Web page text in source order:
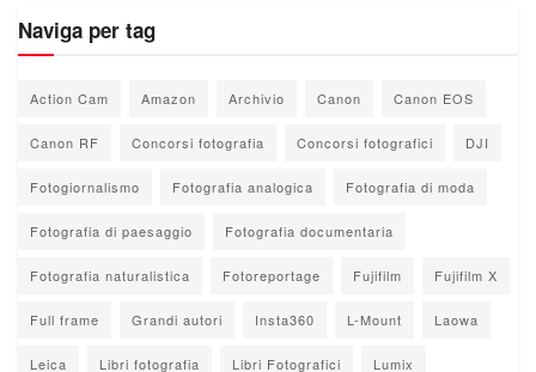
Naviga per tag
Action Cam Amazon Archivio Canon Canon EOS
Canon RF Concorsi fotografia Concorsi fotografici DJI
Fotogiornalismo Fotografia analogica Fotografia di moda
Fotografia di paesaggio Fotografia documentaria
Fotografia naturalistica Fotoreportage Fujifilm Fujifilm X
Full frame Grandi autori Insta360 L-Mount Laowa
Leica Libri fotografia Libri Fotografici Lumix